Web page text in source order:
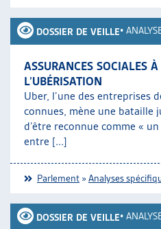
DOSSIER DE VEILLE•
ASSURANCES SOCIALES À
L’UBÉRISATION
Uber, l’une des entreprises
connues, mène une
d’être reconnue comme «
entre [...]
Parlement »Analyses
DOSSIER DE VEILLE•